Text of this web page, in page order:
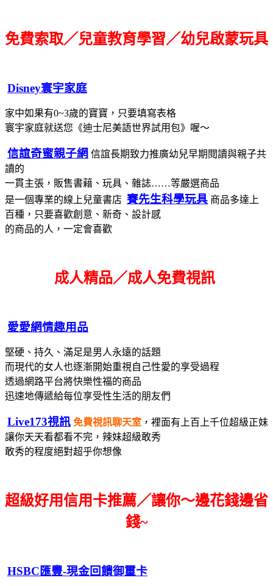
免費索取／兒童教育學習／幼兒啟蒙玩具
Disney寰宇家庭
家中如果有0~3歲的寶寶，只要填寫表格
寰宇家庭就送您《迪士尼美語世界試用包》喔～
信誼奇蜜親子網 信誼長期致力推廣幼兒早期閱讀與親子共
讀的
一貫主張，販售書藉、玩具、雜誌……等嚴選商品
是一個專業的線上兒童書店 賽先生科學玩具 商品多達上
百種，只要喜歡創意、新奇、設計感
的商品的人，一定會喜歡
成人精品／成人免費視訊
愛愛網情趣用品
堅硬、持久、滿足是男人永遠的話題
而現代的女人也逐漸開始重視自己性愛的享受過程
透過網路平台將快樂性福的商品
迅速地傳遞給每位享受性生活的朋友們
Live173視訊 免費視訊聊天室 ，裡面有上百上千位超級正妹
讓你天天看都看不完，辣妹超級敢秀
敢秀的程度絕對超乎你想像
超級好用信用卡推薦／讓你～邊花錢邊省
錢~
HSBC匯豐-現金回饋御璽卡